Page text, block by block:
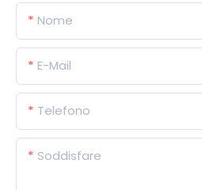
Nome
E-Mail
Telefono
Soddisfare